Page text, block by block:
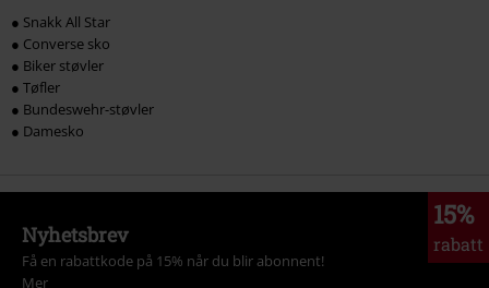
● Snakk All Star
● Converse sko
● Biker støvler
● Tøfler
● Bundeswehr-støvler
● Damesko
15%
rabatt
Nyhetsbrev
Få en rabattkode på 15% når du blir abonnent!
Mer